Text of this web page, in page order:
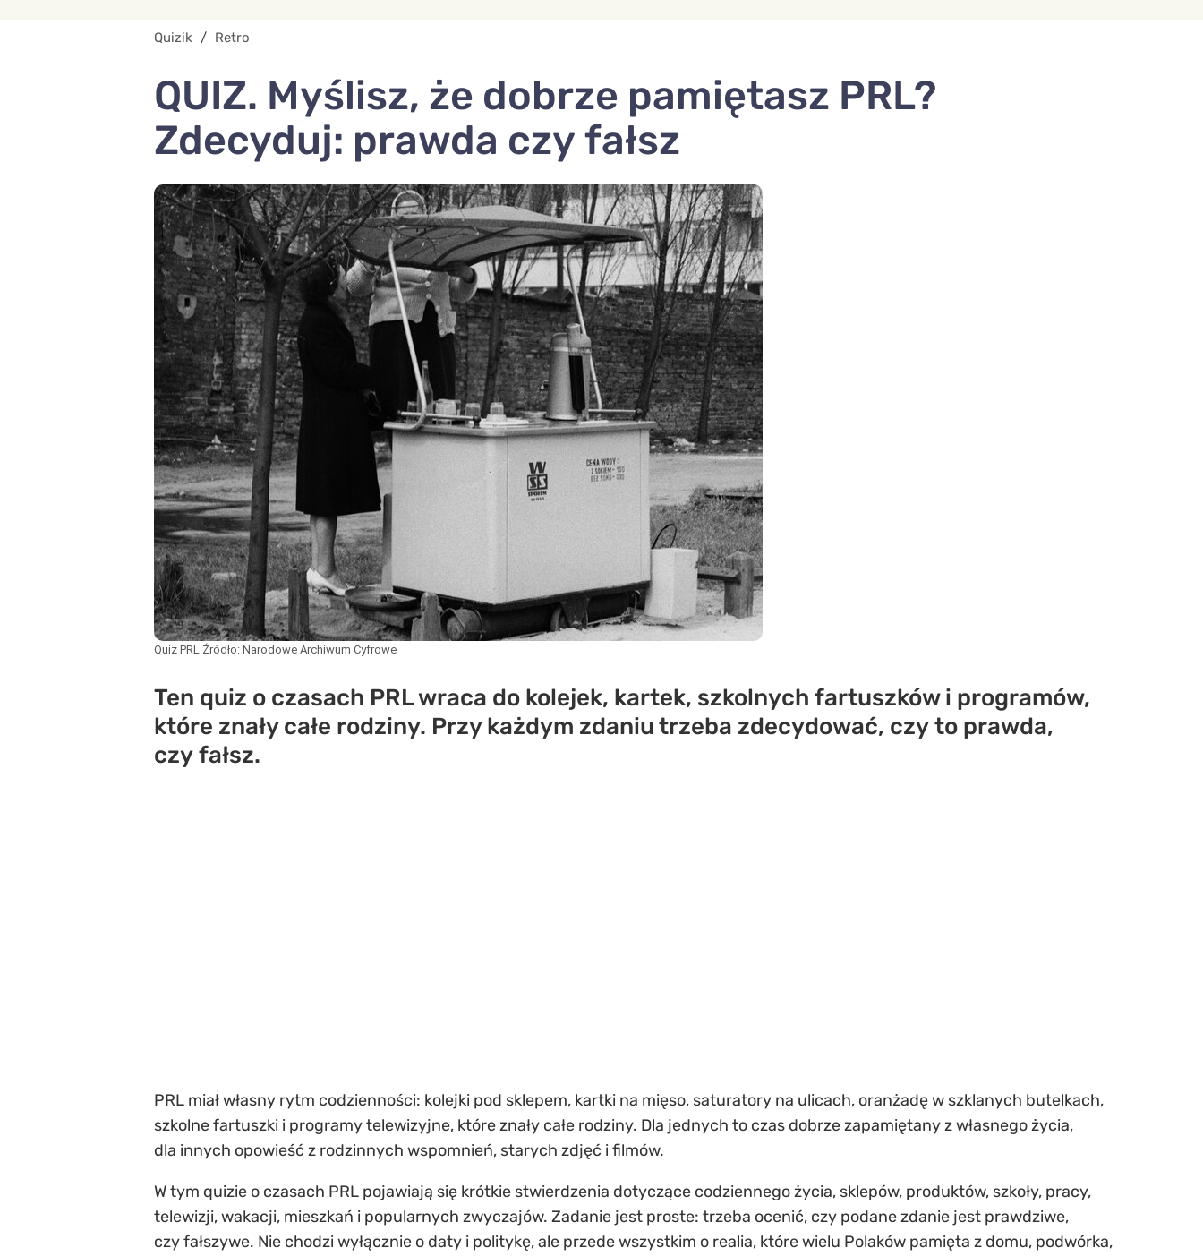
Quizik / Retro
QUIZ. Myślisz, że dobrze pamiętasz PRL?
Zdecyduj: prawda czy fałsz
Quiz PRL Źródło: Narodowe Archiwum Cyfrowe
Ten quiz o czasach PRL wraca do kolejek, kartek, szkolnych fartuszków i programów,
które znały całe rodziny. Przy każdym zdaniu trzeba zdecydować, czy to prawda,
czy fałsz.
PRL miał własny rytm codzienności: kolejki pod sklepem, kartki na mięso, saturatory na ulicach, oranżadę w szklanych butelkach,
szkolne fartuszki i programy telewizyjne, które znały całe rodziny. Dla jednych to czas dobrze zapamiętany z własnego życia,
dla innych opowieść z rodzinnych wspomnień, starych zdjęć i filmów.
W tym quizie o czasach PRL pojawiają się krótkie stwierdzenia dotyczące codziennego życia, sklepów, produktów, szkoły, pracy,
telewizji, wakacji, mieszkań i popularnych zwyczajów. Zadanie jest proste: trzeba ocenić, czy podane zdanie jest prawdziwe,
czy fałszywe. Nie chodzi wyłącznie o daty i politykę, ale przede wszystkim o realia, które wielu Polaków pamięta z domu, podwórka,